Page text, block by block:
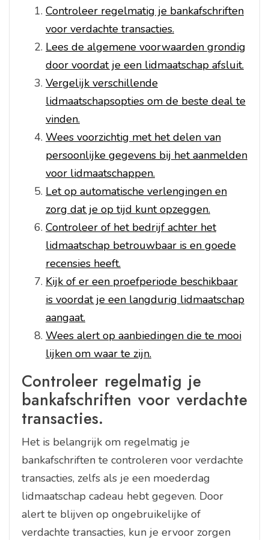
Controleer regelmatig je bankafschriften
voor verdachte transacties.
Lees de algemene voorwaarden grondig
door voordat je een lidmaatschap afsluit.
Vergelijk verschillende
lidmaatschapsopties om de beste deal te
vinden.
Wees voorzichtig met het delen van
persoonlijke gegevens bij het aanmelden
voor lidmaatschappen.
Let op automatische verlengingen en
zorg dat je op tijd kunt opzeggen.
Controleer of het bedrijf achter het
lidmaatschap betrouwbaar is en goede
recensies heeft.
Kijk of er een proefperiode beschikbaar
is voordat je een langdurig lidmaatschap
aangaat.
Wees alert op aanbiedingen die te mooi
lijken om waar te zijn.
Controleer regelmatig je
bankafschriften voor verdachte
transacties.
Het is belangrijk om regelmatig je
bankafschriften te controleren voor verdachte
transacties, zelfs als je een moederdag
lidmaatschap cadeau hebt gegeven. Door
alert te blijven op ongebruikelijke of
verdachte transacties, kun je ervoor zorgen